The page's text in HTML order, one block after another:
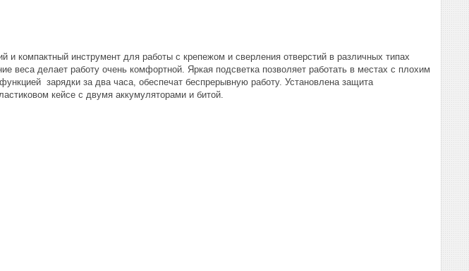
и компактный инструмент для работы с крепежом и сверления отверстий в различных типах
веса делает работу очень комфортной. Яркая подсветка позволяет работать в местах с плохим
зарядки за два часа, обеспечат беспрерывную работу. Установлена защита
кейсе с двумя аккумуляторами и битой.